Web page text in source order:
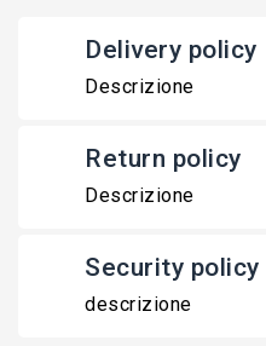
Delivery policy
Descrizione
Return policy
Descrizione
Security policy
descrizione